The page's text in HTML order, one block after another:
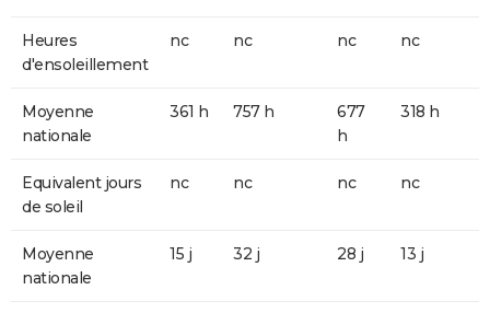
Heures
d'ensoleillement
nc nc nc nc
Moyenne
nationale
361 h 757 h
677
h
318 h
Equivalent jours
de soleil
nc nc nc nc
Moyenne
nationale
15 j 32 j 28 j 13 j